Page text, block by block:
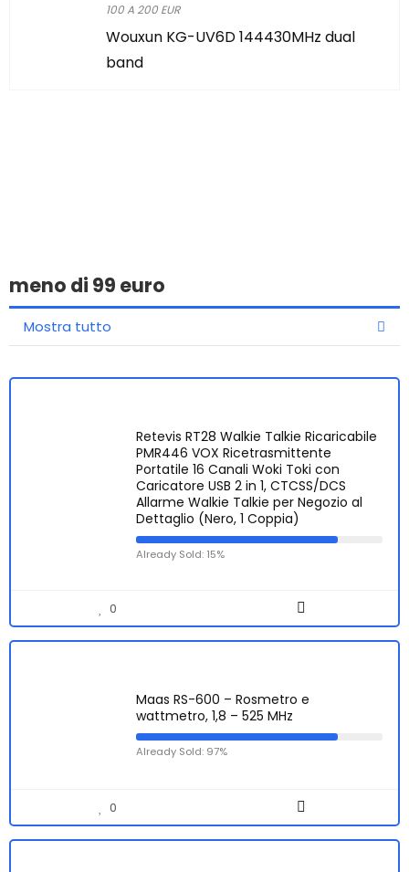
100 A 200 EUR
Wouxun KG-UV6D 144430MHz dual
band
meno di 99 euro
Mostra tutto
Retevis RT28 Walkie Talkie Ricaricabile
PMR446 VOX Ricetrasmittente
Portatile 16 Canali Woki Toki con
Caricatore USB 2 in 1, CTCSS/DCS
Allarme Walkie Talkie per Negozio al
Dettaglio (Nero, 1 Coppia)
Already Sold: 15%
0
Maas RS-600 – Rosmetro e
wattmetro, 1,8 – 525 MHz
Already Sold: 97%
0